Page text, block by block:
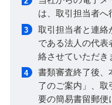
は、取引担当者へ
取引担当者と連絡
である法人の代表
絡させていただき
書類審査終了後、
了のご案内」、取
要の簡易書留郵便